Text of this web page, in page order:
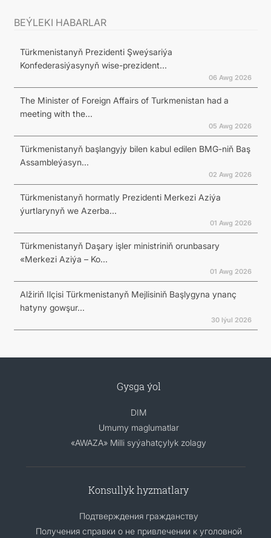
BEÝLEKI HABARLAR
Türkmenistanyň Prezidenti Şweýsariýa
Konfederasiýasynyň wise-prezident...
06 Awg 2026
The Minister of Foreign Affairs of Turkmenistan had a
meeting with the...
05 Awg 2026
Türkmenistanyň başlangyjy bilen kabul edilen BMG-niň Baş
Assambleýasyn...
02 Awg 2026
Türkmenistanyň hormatly Prezidenti Merkezi Aziýa
ýurtlarynyň we Azerba...
01 Awg 2026
Türkmenistanyň Daşary işler ministriniň orunbasary
«Merkezi Aziýa – Ko...
01 Awg 2026
Alžiriň Ilçisi Türkmenistanyň Mejlisiniň Başlygyna ynanç
hatyny gowşur...
30 Iýul 2026
Gysga ýol
DIM
Umumy maglumatlar
«AWAZA» Milli syýahatçylyk zolagy
Konsullyk hyzmatlary
Подтверждения гражданству
Получения справки о не привлечении к уголовной